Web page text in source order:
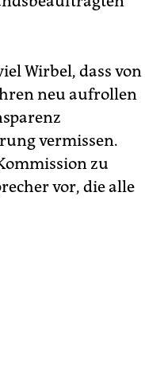
Wirbel, dass von
neu aufrollen
vermissen.
zu
vor, die alle